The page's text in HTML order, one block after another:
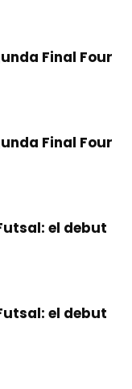
Final Four
Final Four
el debut
el debut